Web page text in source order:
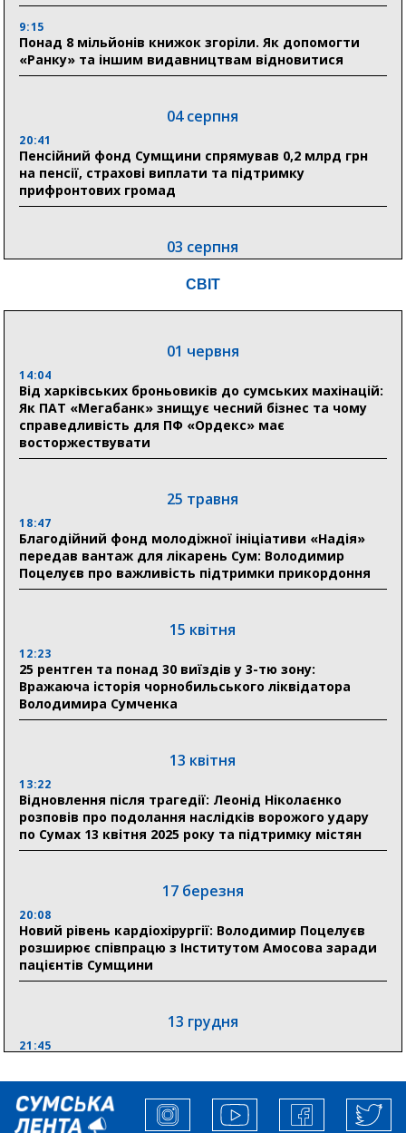
9:15
Понад 8 мільйонів книжок згоріли. Як допомогти
«Ранку» та іншим видавництвам відновитися
04 серпня
20:41
Пенсійний фонд Сумщини спрямував 0,2 млрд грн
на пенсії, страхові виплати та підтримку
прифронтових громад
03 серпня
Романько розширює програму відпочинку дітей із
Ніколаєнко: у Сумах погодили 115 компенсацій на
відновлення житла майже на 6,6 млн грн
Сумщини пояснив, як отримати допомогу на зиму
17:52
«Укрексімбанк» припиняє виплату пенсій: у
Пенсійному фонді Сумщини пояснили, що робити
людям
відзнаки «Почесного громадянина міста Суми»
30 липня
Сумська клінічна лікарня Святого Пантелеймона
18:33
Олексій Романько долучився до обговорення Плану
стійкості Сумщини з Прем’єр-міністром
Місто посилює міжнародну співпрацю: Суми
отримали 12 потужних станцій для Пунктів обігріву
СВІТ
01 червня
14:04
Від харківських броньовиків до сумських махінацій:
Як ПАТ «Мегабанк» знищує чесний бізнес та чому
справедливість для ПФ «Ордекс» має
восторжествувати
25 травня
18:47
Благодійний фонд молодіжної ініціативи «Надія»
передав вантаж для лікарень Сум: Володимир
Поцелуєв про важливість підтримки прикордоння
15 квітня
12:23
25 рентген та понад 30 виїздів у 3-тю зону:
Вражаюча історія чорнобильського ліквідатора
Володимира Сумченка
13 квітня
13:22
Відновлення після трагедії: Леонід Ніколаєнко
розповів про подолання наслідків ворожого удару
по Сумах 13 квітня 2025 року та підтримку містян
17 березня
20:08
Новий рівень кардіохірургії: Володимир Поцелуєв
розширює співпрацю з Інститутом Амосова заради
пацієнтів Сумщини
13 грудня
21:45
збільшити завантаження стратегічних українських
виробників”, – нардеп Максим Гузенко